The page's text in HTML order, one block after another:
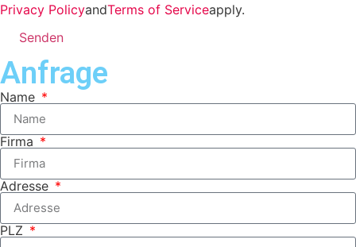
Privacy PolicyandTerms of Serviceapply.
Senden
Anfrage
Name
Firma
Adresse
PLZ